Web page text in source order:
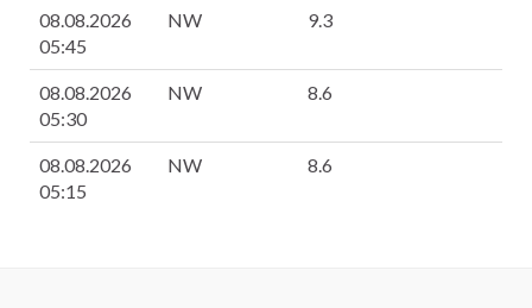
08.08.2026
05:45
NW 9.3
08.08.2026
05:30
NW 8.6
08.08.2026
05:15
NW 8.6